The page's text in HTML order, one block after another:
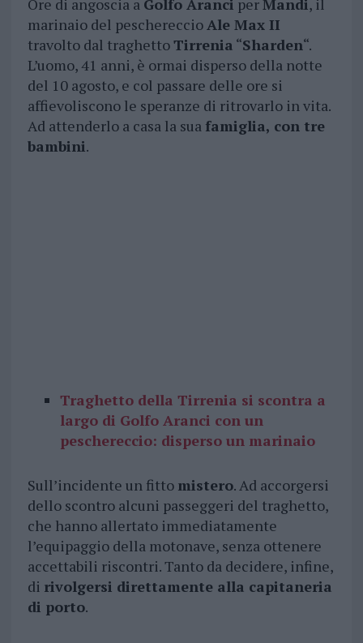
Ore di angoscia a Golfo Aranci perMandi, il
marinaio del peschereccioAle Max II
travolto dal traghettoTirrenia “Sharden“.
L’uomo, 41 anni, è ormai disperso della notte
del 10 agosto, e col passare delle ore si
affievoliscono le speranze di ritrovarlo in vita.
Ad attenderlo a casa la sua famiglia, con tre
bambini.
Traghetto della Tirrenia si scontra a
largo di Golfo Aranci con un
peschereccio: disperso un marinaio
Sull’incidente un fitto mistero. Ad accorgersi
dello scontro alcuni passeggeri del traghetto,
che hanno allertato immediatamente
l’equipaggio della motonave, senza ottenere
accettabili riscontri. Tanto da decidere, infine,
di rivolgersi direttamente alla capitaneria
di porto.